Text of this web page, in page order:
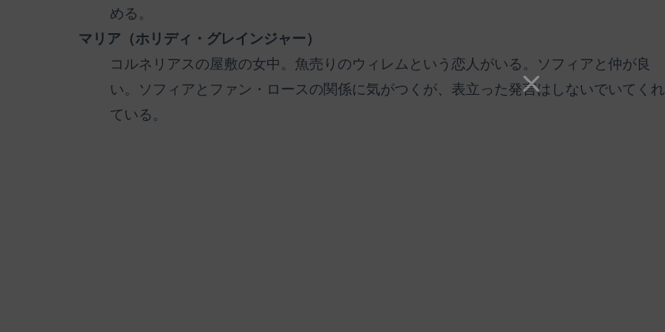
める。
マリア（ホリディ・グレインジャー）
コルネリアスの屋敷の女中。魚売りのウィレムという恋人がいる。ソフィアと仲が良
い。ソフィアとファン・ロースの関係に気がつくが、表立った発言はしないでいてくれ
ている。